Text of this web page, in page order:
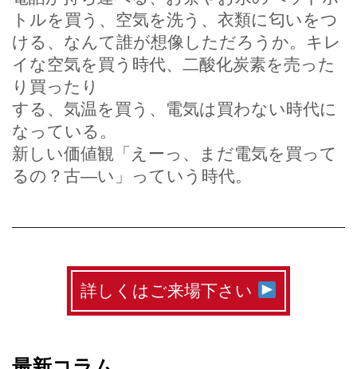
トルを買う、空気を洗う、衣類に匂いをつ
ける、なんて誰が想像しただろうか。キレ
イな空気を買う時代、二酸化炭素を売った
り買ったり
する、気温を買う、電気は買わない時代に
なっている。
新しい価値観「えーっ、まだ電気を買って
るの？古―い」っていう時代。
詳しくはご来場下さい